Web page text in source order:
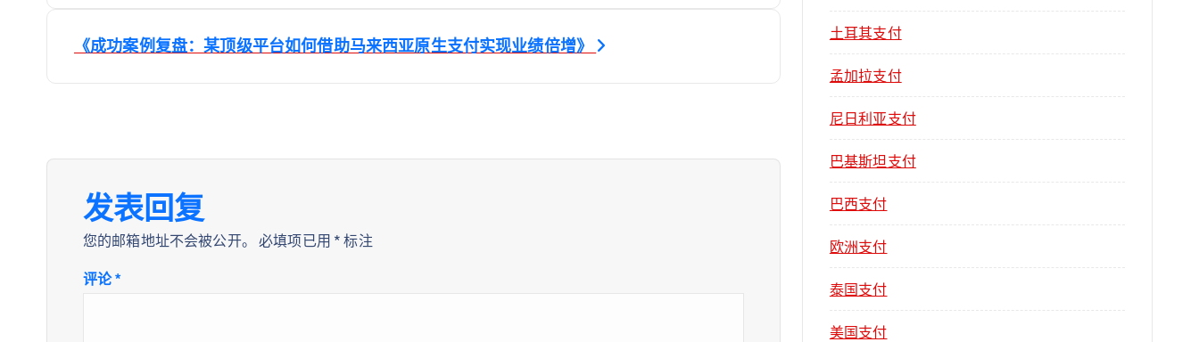
导《成功案例复盘：某顶级平台如何借助马来西亚原生支付实现业绩倍增》
发表回复
您的邮箱地址不会被公开。 必填项已用 *标注
评论*
土耳其支付
孟加拉支付
尼日利亚支付
巴基斯坦支付
巴西支付
欧洲支付
泰国支付
美国支付